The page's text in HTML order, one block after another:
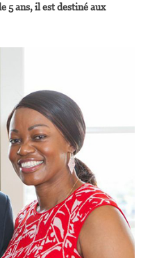
Tsitsi
Millions
De
Dollars
Pour
Les
Agriculteurs
5 ans, il est destiné aux